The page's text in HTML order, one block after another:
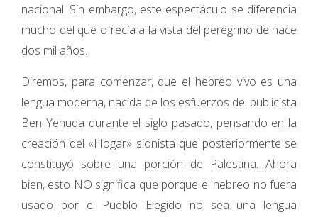
nacional. Sin embargo, este espectáculo se diferencia
mucho del que ofrecía a la vista del peregrino de hace
dos mil años.
Diremos, para comenzar, que el hebreo vivo es una
lengua moderna, nacida de los esfuerzos del publicista
Ben Yehuda durante el siglo pasado, pensando en la
creación del «Hogar» sionista que posteriormente se
constituyó sobre una porción de Palestina. Ahora
bien, esto NO significa que porque el hebreo no fuera
usado por el Pueblo Elegido no sea una lengua